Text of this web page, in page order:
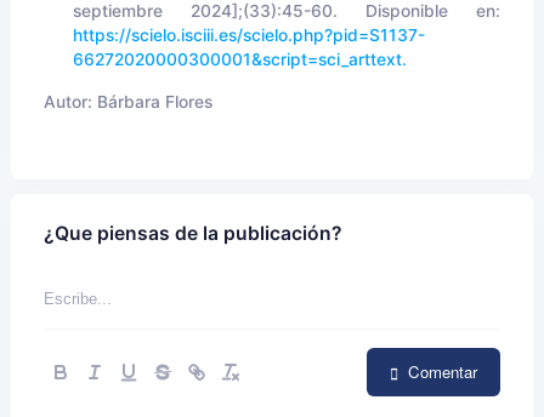
septiembre 2024];(33):45-60. Disponible en:
https://scielo.isciii.es/scielo.php?pid=S1137-
66272020000300001&script=sci_arttext.
Autor: Bárbara Flores
¿Que piensas de la publicación?
Comentar